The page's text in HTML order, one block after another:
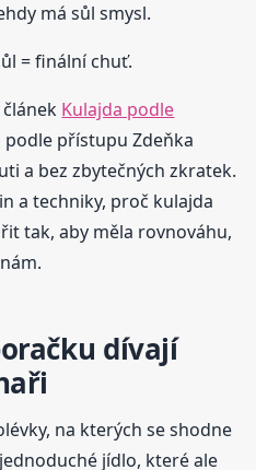
má sůl smysl.
= finální chuť.
Kulajda podle
podle přístupu Zdeňka
a bez zbytečných zkratek.
a techniky, proč kulajda
tak, aby měla rovnováhu,
dívají
na kterých se shodne
jídlo, které ale